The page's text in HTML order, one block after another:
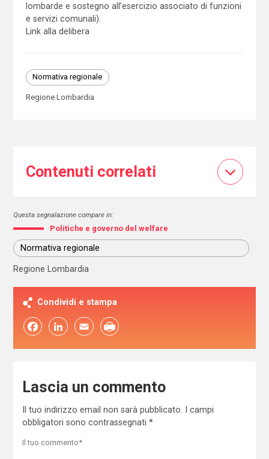
lombarde e sostegno all’esercizio associato di funzioni
e servizi comunali).
Link alla delibera
Normativa regionale
Regione Lombardia
Contenuti correlati
Questa segnalazione compare in:
Politiche e governo del welfare
Normativa regionale
Regione Lombardia
Condividi e stampa
FacebookLinkedIn Email
Lascia un commento
Il tuo indirizzo email non sarà pubblicato.
I campi
obbligatori sono contrassegnati *